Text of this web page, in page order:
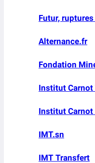
Futur,
Alternance.fr
Fondation
Institut Carnot
Institut Carnot
IMT.sn
IMT Transfert